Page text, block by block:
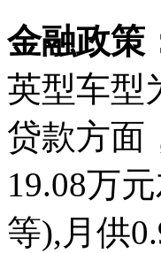
金融政策
英型车型
贷款方面
19.08万
等),月供